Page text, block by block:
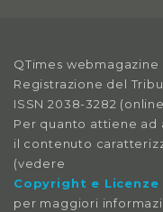
Anno X, Numero 3
2018
Anno X, Numero 2
2018
Anno X, Numero 1
QTimes webmagazine
Registrazione del
ISSN 2038-3282
Per quanto attiene
il contenuto
(vedere
Copyright e Licenze
per maggiori